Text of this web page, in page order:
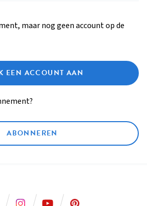
maar nog geen account op de
EEN ACCOUNT AAN
ABONNEREN